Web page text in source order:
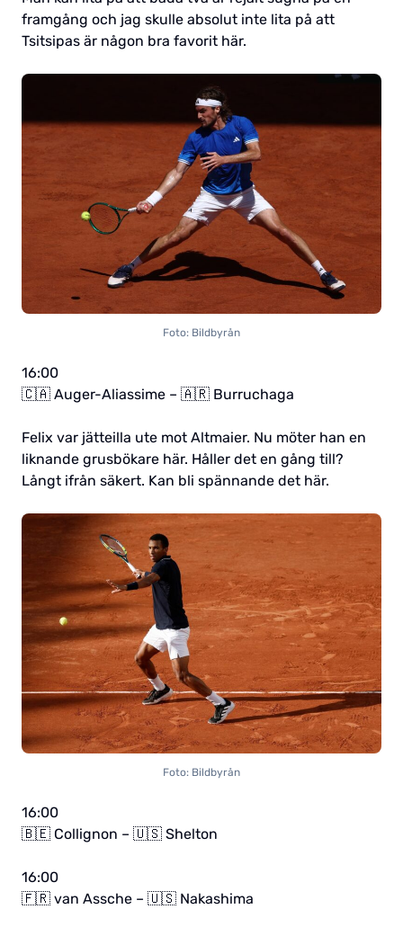
framgång och jag skulle absolut inte lita på att
Tsitsipas är någon bra favorit här.
Foto: Bildbyrån
16:00
🇨🇦 Auger-Aliassime – 🇦🇷 Burruchaga
Felix var jätteilla ute mot Altmaier. Nu möter han en
liknande grusbökare här. Håller det en gång till?
Långt ifrån säkert. Kan bli spännande det här.
Foto: Bildbyrån
16:00
🇧🇪 Collignon – 🇺🇸 Shelton
16:00
🇫🇷 van Assche – 🇺🇸 Nakashima